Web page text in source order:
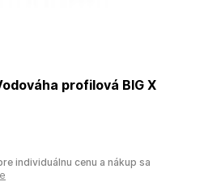
profilová BIG X
individuálnu cenu a nákup sa